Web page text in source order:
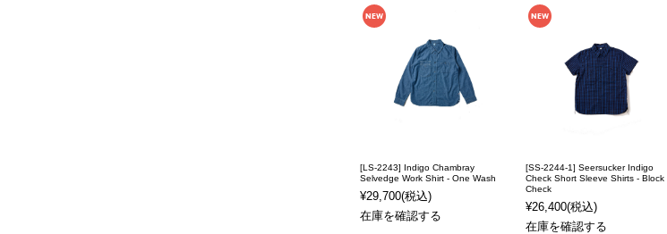
[LS-2243] Indigo Chambray
Selvedge Work Shirt - One Wash
¥29,700(税込)
在庫を確認する
[SS-2244-1] Seersucker Indigo
Check Short Sleeve Shirts - Block
Check
¥26,400(税込)
在庫を確認する